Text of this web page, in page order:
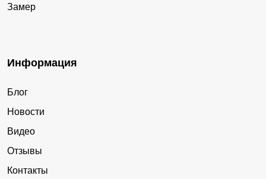
Замер
Информация
Блог
Новости
Видео
Отзывы
Контакты